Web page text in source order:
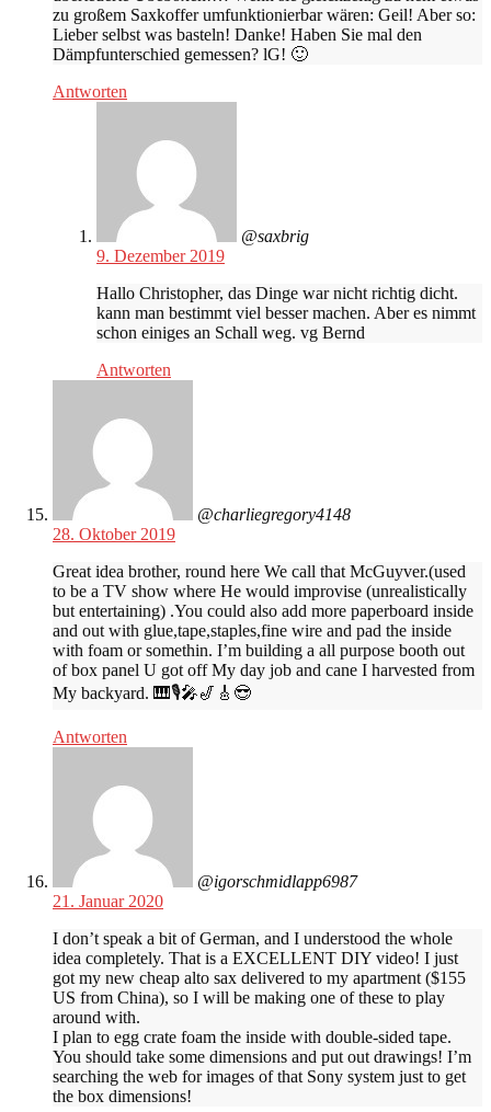
zu großem Saxkoffer umfunktionierbar wären: Geil! Aber so:
Lieber selbst was basteln! Danke! Haben Sie mal den
Dämpfunterschied gemessen? lG! 🙂
Antworten
@saxbrig
9. Dezember 2019
Hallo Christopher, das Dinge war nicht richtig dicht.
kann man bestimmt viel besser machen. Aber es nimmt
schon einiges an Schall weg. vg Bernd
Antworten
@charliegregory4148
28. Oktober 2019
Great idea brother, round here We call that McGuyver.(used
to be a TV show where He would improvise (unrealistically
but entertaining) .You could also add more paperboard inside
and out with glue,tape,staples,fine wire and pad the inside
with foam or somethin. I’m building a all purpose booth out
of box panel U got off My day job and cane I harvested from
My backyard. 🎹🎙🎤🎷🎸😎
Antworten
@igorschmidlapp6987
21. Januar 2020
I don’t speak a bit of German, and I understood the whole
idea completely. That is a EXCELLENT DIY video! I just
got my new cheap alto sax delivered to my apartment ($155
US from China), so I will be making one of these to play
around with.
I plan to egg crate foam the inside with double-sided tape.
You should take some dimensions and put out drawings! I’m
searching the web for images of that Sony system just to get
the box dimensions!